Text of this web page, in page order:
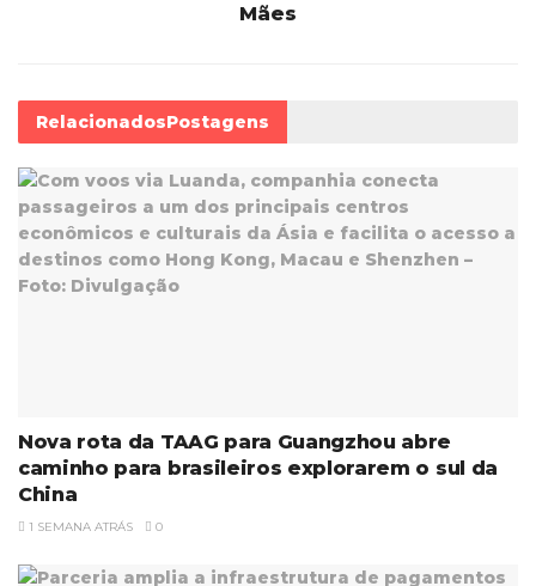
Mães
RelacionadosPostagens
Nova rota da TAAG para Guangzhou abre
caminho para brasileiros explorarem o sul da
China
1 SEMANA ATRÁS 0